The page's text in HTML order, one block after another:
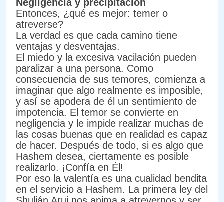
Negligencia y precipitación
Entonces, ¿qué es mejor: temer o
atreverse?
La verdad es que cada camino tiene
ventajas y desventajas.
El miedo y la excesiva vacilación pueden
paralizar a una persona. Como
consecuencia de sus temores, comienza a
imaginar que algo realmente es imposible,
y así se apodera de él un sentimiento de
impotencia. El temor se convierte en
negligencia y le impide realizar muchas de
las cosas buenas que en realidad es capaz
de hacer. Después de todo, si es algo que
Hashem desea, ciertamente es posible
realizarlo. ¡Confía en Él!
Por eso la valentía es una cualidad bendita
en el servicio a Hashem. La primera ley del